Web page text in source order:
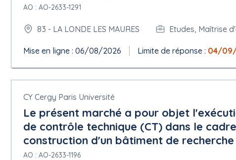
AO : AO-2633-1291
83 - LA LONDE LES MAURES Etudes, Maîtrise
Mise en ligne : 06/08/2026 Limite de réponse : 04/
CY Cergy Paris Université
Le présent marché a pour objet
de contrôle technique (CT) dans le
construction d'un bâtiment de
AO : AO-2633-1196